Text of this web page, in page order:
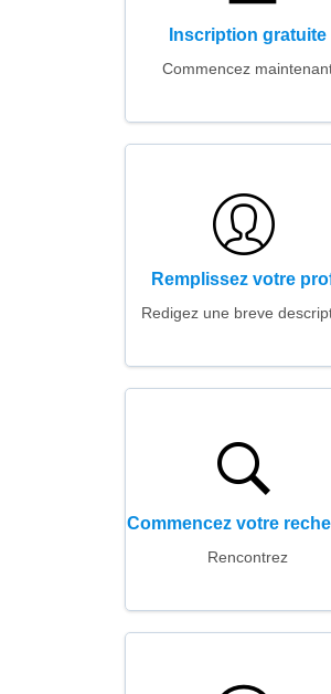
Inscription gratuite
Commencez
Remplissez votre
Redigez une breve
Commencez votre
Rencontrez